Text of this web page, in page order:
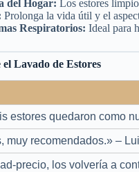
del Hogar: Los estores
Prolonga la vida útil y el
Respiratorios: Ideal para
el Lavado de Estores
estores quedaron como
muy recomendados.» –
precio, los volvería a